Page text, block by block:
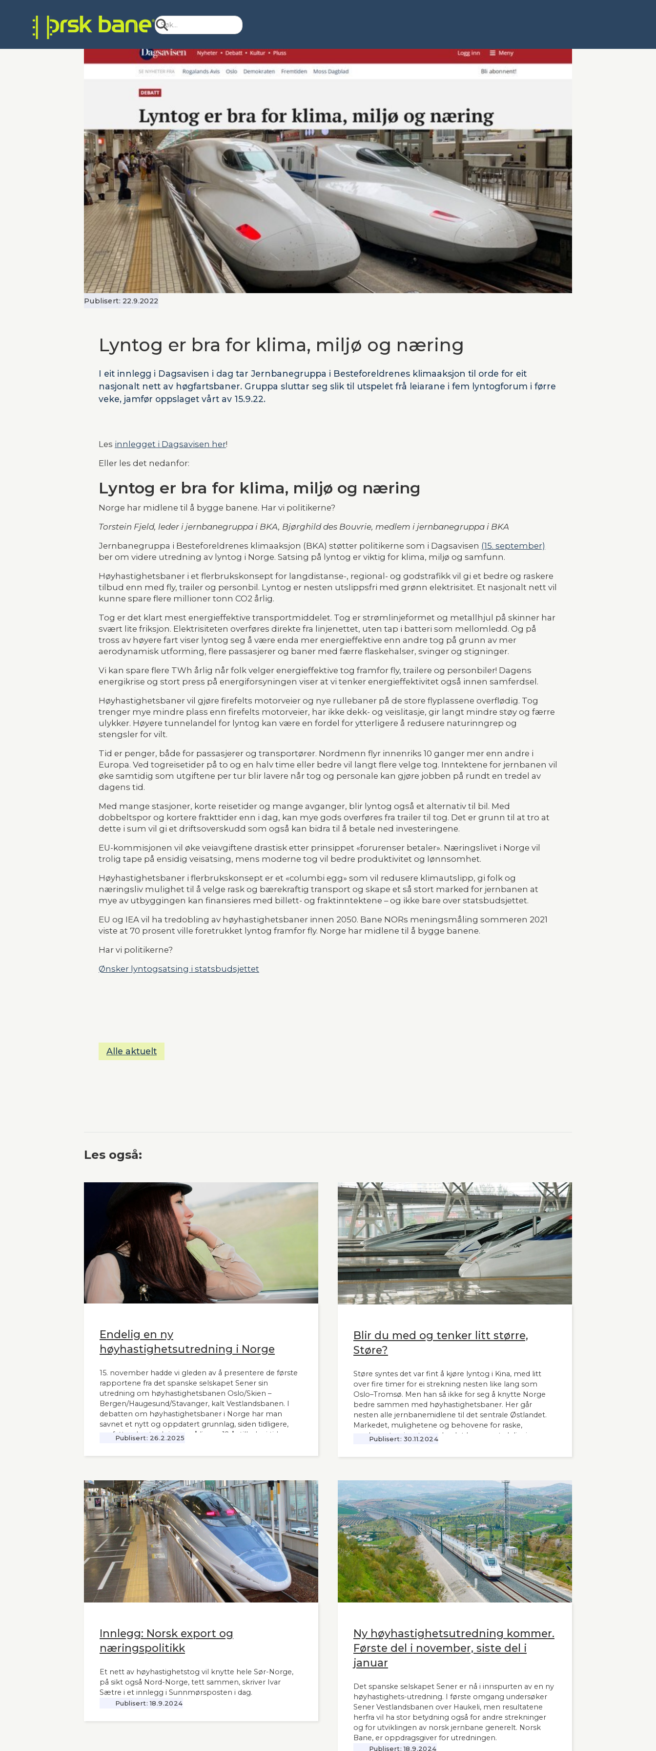
Publisert: 22.9.2022
Lyntog er bra for klima, miljø og næring
I eit innlegg i Dagsavisen i dag tar Jernbanegruppa i Besteforeldrenes klimaaksjon til orde for eit
nasjonalt nett av høgfartsbaner. Gruppa sluttar seg slik til utspelet frå leiarane i fem lyntogforum i førre
veke, jamfør oppslaget vårt av 15.9.22.
Les innlegget i Dagsavisen her!
Eller les det nedanfor:
Lyntog er bra for klima, miljø og næring
Norge har midlene til å bygge banene. Har vi politikerne?
Torstein Fjeld, leder i jernbanegruppa i BKA, Bjørghild des Bouvrie, medlem i jernbanegruppa i BKA
Jernbanegruppa i Besteforeldrenes klimaaksjon (BKA) støtter politikerne som i Dagsavisen (15. september)
ber om videre utredning av lyntog i Norge. Satsing på lyntog er viktig for klima, miljø og samfunn.
Høyhastighetsbaner i et flerbrukskonsept for langdistanse-, regional- og godstrafikk vil gi et bedre og raskere
tilbud enn med fly, trailer og personbil. Lyntog er nesten utslippsfri med grønn elektrisitet. Et nasjonalt nett vil
kunne spare flere millioner tonn CO2 årlig.
Tog er det klart mest energieffektive transportmiddelet. Tog er strømlinjeformet og metallhjul på skinner har
svært lite friksjon. Elektrisiteten overføres direkte fra linjenettet, uten tap i batteri som mellomledd. Og på
tross av høyere fart viser lyntog seg å være enda mer energieffektive enn andre tog på grunn av mer
aerodynamisk utforming, flere passasjerer og baner med færre flaskehalser, svinger og stigninger.
Vi kan spare flere TWh årlig når folk velger energieffektive tog framfor fly, trailere og personbiler! Dagens
energikrise og stort press på energiforsyningen viser at vi tenker energieffektivitet også innen samferdsel.
Høyhastighetsbaner vil gjøre firefelts motorveier og nye rullebaner på de store flyplassene overflødig. Tog
trenger mye mindre plass enn firefelts motorveier, har ikke dekk- og veislitasje, gir langt mindre støy og færre
ulykker. Høyere tunnelandel for lyntog kan være en fordel for ytterligere å redusere naturinngrep og
stengsler for vilt.
Tid er penger, både for passasjerer og transportører. Nordmenn flyr innenriks 10 ganger mer enn andre i
Europa. Ved togreisetider på to og en halv time eller bedre vil langt flere velge tog. Inntektene for jernbanen vil
øke samtidig som utgiftene per tur blir lavere når tog og personale kan gjøre jobben på rundt en tredel av
dagens tid.
Med mange stasjoner, korte reisetider og mange avganger, blir lyntog også et alternativ til bil. Med
dobbeltspor og kortere frakttider enn i dag, kan mye gods overføres fra trailer til tog. Det er grunn til at tro at
dette i sum vil gi et driftsoverskudd som også kan bidra til å betale ned investeringene.
EU-kommisjonen vil øke veiavgiftene drastisk etter prinsippet «forurenser betaler». Næringslivet i Norge vil
trolig tape på ensidig veisatsing, mens moderne tog vil bedre produktivitet og lønnsomhet.
Høyhastighetsbaner i flerbrukskonsept er et «columbi egg» som vil redusere klimautslipp, gi folk og
næringsliv mulighet til å velge rask og bærekraftig transport og skape et så stort marked for jernbanen at
mye av utbyggingen kan finansieres med billett- og fraktinntektene – og ikke bare over statsbudsjettet.
EU og IEA vil ha tredobling av høyhastighetsbaner innen 2050. Bane NORs meningsmåling sommeren 2021
viste at 70 prosent ville foretrukket lyntog framfor fly. Norge har midlene til å bygge banene.
Har vi politikerne?
Ønsker lyntogsatsing i statsbudsjettet
Alle aktuelt
Les også:
Endelig en ny
høyhastighetsutredning i Norge
15. november hadde vi gleden av å presentere de første
rapportene fra det spanske selskapet Sener sin
utredning om høyhastighetsbanen Oslo/Skien –
Bergen/Haugesund/Stavanger, kalt Vestlandsbanen. I
debatten om høyhastighetsbaner i Norge har man
savnet et nytt og oppdatert grunnlag, siden tidligere,
omfattende utredninger nå ligger 12 år tilbake i tid.
andre aktuelle høyhastighetsbaner i Norge og til våre
Publisert: 26.2.2025
Blir du med og tenker litt større,
Støre?
Støre syntes det var fint å kjøre lyntog i Kina, med litt
over fire timer for ei strekning nesten like lang som
Oslo–Tromsø. Men han så ikke for seg å knytte Norge
bedre sammen med høyhastighetsbaner. Her går
nesten alle jernbanemidlene til det sentrale Østlandet.
Markedet, mulighetene og behovene for raske,
moderne tog i resten av landet har man tydeligvis
Lyntogforum Vestlandsbanen kronikken sin i Stavanger
Publisert: 30.11.2024
Innlegg: Norsk export og
næringspolitikk
Et nett av høyhastighetstog vil knytte hele Sør-Norge,
på sikt også Nord-Norge, tett sammen, skriver Ivar
Sætre i et innlegg i Sunnmørsposten i dag.
Publisert: 18.9.2024
Ny høyhastighetsutredning kommer.
Første del i november, siste del i
januar
Det spanske selskapet Sener er nå i innspurten av en ny
høyhastighets-utredning. I første omgang undersøker
Sener Vestlandsbanen over Haukeli, men resultatene
herfra vil ha stor betydning også for andre strekninger
og for utviklingen av norsk jernbane generelt. Norsk
Bane, er oppdragsgiver for utredningen.
Publisert: 18.9.2024